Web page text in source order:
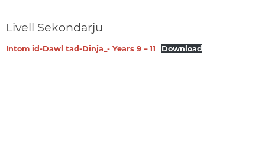
Livell Sekondarju
Intom id-Dawl tad-Dinja_- Years 9 – 11 Download